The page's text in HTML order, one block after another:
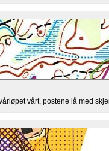
vårt, postene lå med